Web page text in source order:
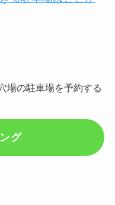
場の駐車場を予約する
グ